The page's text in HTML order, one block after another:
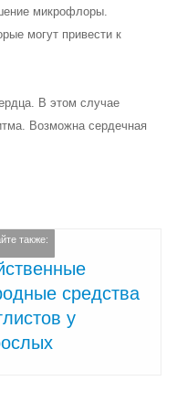
микрофлоры.
могут привести к
В этом случае
Возможна сердечная
также:
средства
у